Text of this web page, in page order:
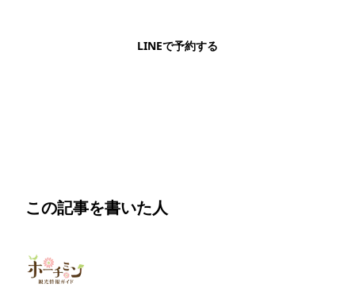
LINEで予約する
この記事を書いた人